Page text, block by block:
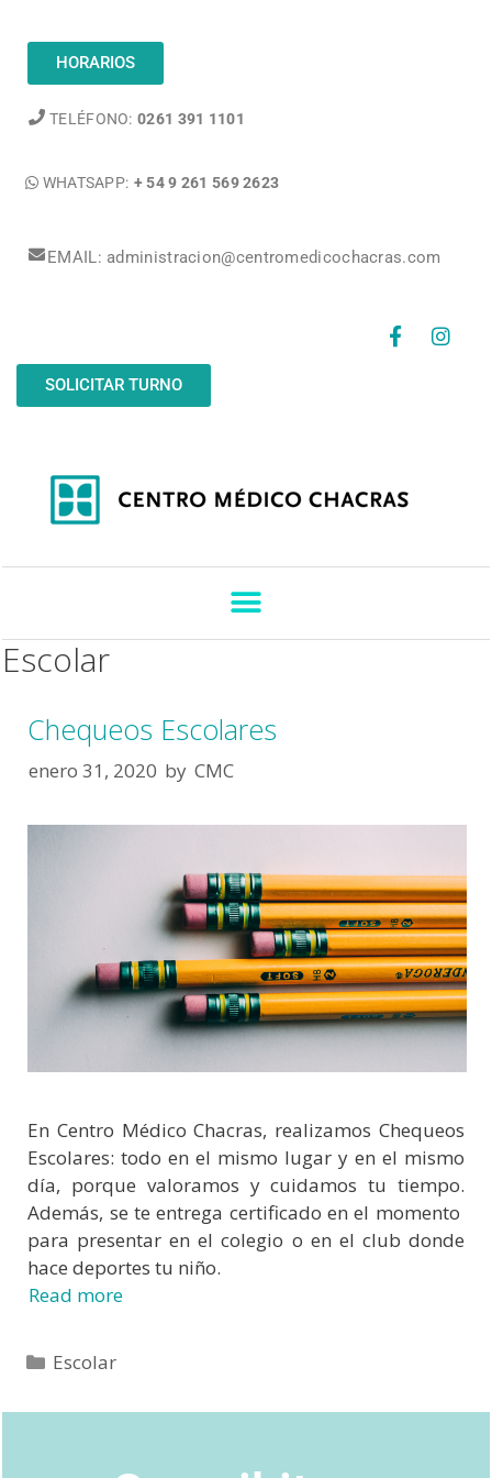
HORARIOS
TELÉFONO: 0261 391 1101
WHATSAPP: + 54 9 261 569 2623
EMAIL: administracion@centromedicochacras.com
SOLICITAR TURNO
Escolar
Chequeos Escolares
enero 31, 2020 by CMC
En Centro Médico Chacras, realizamos Chequeos
Escolares: todo en el mismo lugar y en el mismo
día, porque valoramos y cuidamos tu tiempo.
Además, se te entrega certificado en el momento
para presentar en el colegio o en el club donde
hace deportes tu niño.
Read more
Escolar